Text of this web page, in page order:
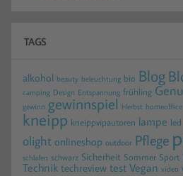
TAGS
alkohol beauty beleuchtung bio Blog
camping Design Entspannung frühling
gewinn gewinnspiel Herbst homeoffice
kneipp kneippvipautoren lampe led
olight onlineshop outdoor Pflege
schlafen schwarz Sicherheit Sommer Sport
Technik techreview test Vegan video